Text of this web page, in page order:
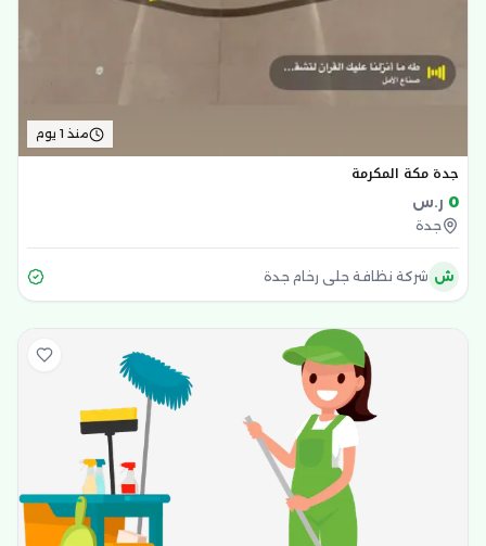
منذ 1 يوم
جدة مكة المكرمة
0 ر.س
جدة
ش شركة نظافة جلي رخام جدة